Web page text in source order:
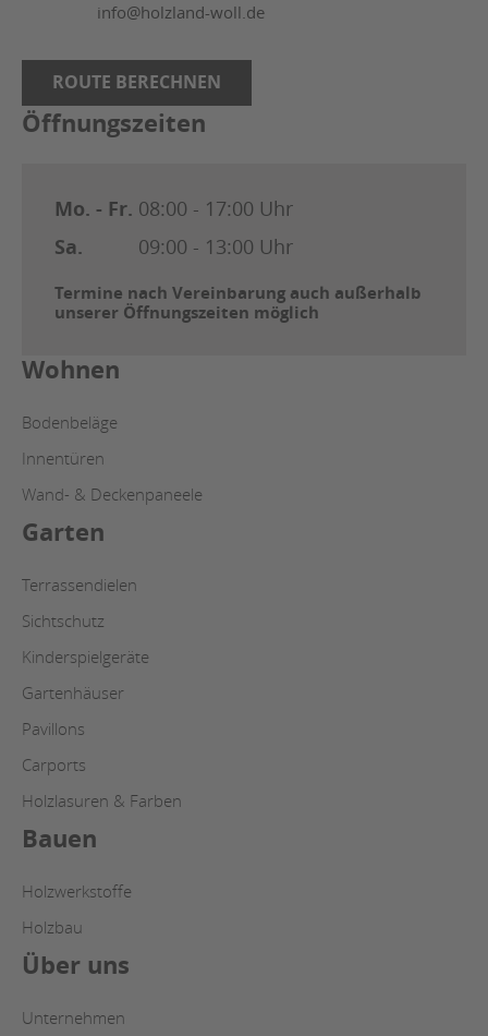
info@holzland-woll.de
ROUTE BERECHNEN
Öffnungszeiten
Mo. - Fr. 08:00 - 17:00 Uhr
Sa. 09:00 - 13:00 Uhr
Termine nach Vereinbarung auch außerhalb
unserer Öffnungszeiten möglich
Wohnen
Bodenbeläge
Innentüren
Wand- & Deckenpaneele
Garten
Terrassendielen
Sichtschutz
Kinderspielgeräte
Gartenhäuser
Pavillons
Carports
Holzlasuren & Farben
Bauen
Holzwerkstoffe
Holzbau
Über uns
Unternehmen